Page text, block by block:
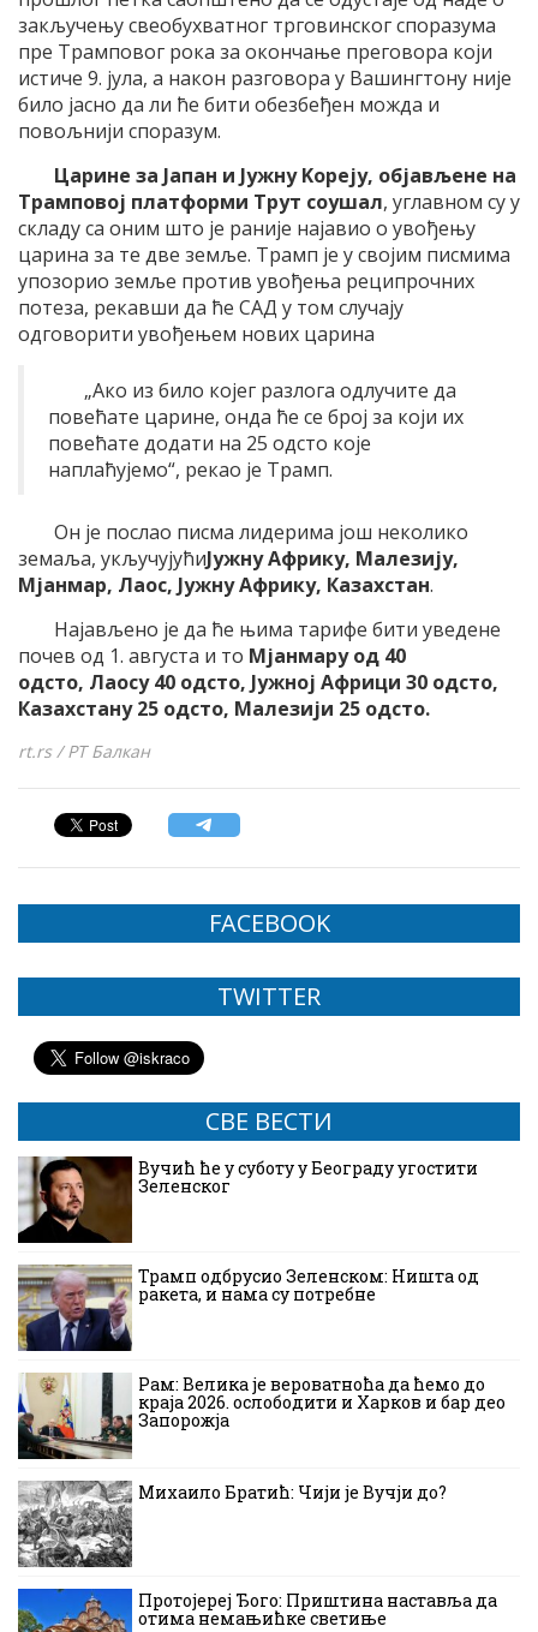
закључењу свеобухватног трговинског споразума
пре Трамповог рока за окончање преговора који
истиче 9. јула, а након разговора у Вашингтону није
било јасно да ли ће бити обезбеђен можда и
повољнији споразум.
Царине за Јапан и Јужну Kореју, објављене на
Трамповој платформи Трут соушал, углавном су у
складу са оним што је раније најавио о увођењу
царина за те две земље. Трамп је у својим писмима
упозорио земље против увођења реципрочних
потеза, рекавши да ће САД у том случају
одговорити увођењем нових царина
„Ако из било којег разлога одлучите да
повећате царине, онда ће се број за који их
повећате додати на 25 одсто које
наплаћујемо“, рекао је Трамп.
Он је послао писма лидерима још неколико
земаља, укључујућиЈужну Африку, Малезију,
Мјанмар, Лаос, Јужну Африку, Казахстан.
Најављено је да ће њима тарифе бити уведене
почев од 1. августа и то Мјанмару од 40
одсто, Лаосу 40 одсто, Јужној Африци 30 одсто,
Казахстану 25 одсто, Малезији 25 одсто.
rt.rs / РТ Балкан
FACEBOOK
TWITTER
СВЕ ВЕСТИ
Вучић ће у суботу у Београду угостити
Зеленског
Трамп одбрусио Зеленском: Ништа од
ракета, и нама су потребне
Рам: Велика је вероватноћа да ћемо до
краја 2026. ослободити и Харков и бар део
Запорожја
Михаило Братић: Чији је Вучји до?
Протојереј Ђого: Приштина наставља да
отима немањићке светиње